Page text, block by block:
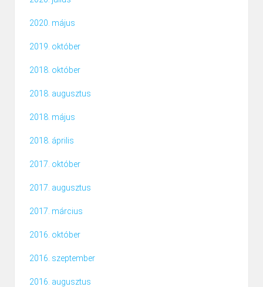
2020. május
2019. október
2018. október
2018. augusztus
2018. május
2018. április
2017. október
2017. augusztus
2017. március
2016. október
2016. szeptember
2016. augusztus